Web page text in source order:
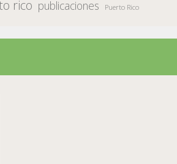
rico publicaciones Puerto Rico